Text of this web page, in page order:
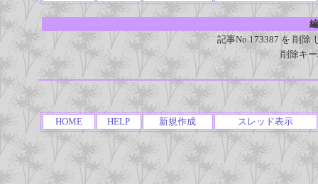
記事No.173387 を 削除
削除キ
HOME HELP 新規作成 スレッド表示